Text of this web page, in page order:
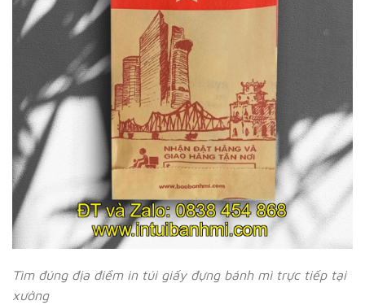
Tìm đúng địa điểm in túi giấy đựng bánh mì trực tiếp tại
xưởng